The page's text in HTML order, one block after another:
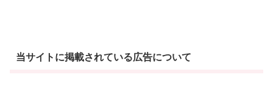
当サイトに掲載されている広告について